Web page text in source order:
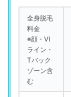
全身脱毛
料金
※顔・VI
ライン・
Tバック
ゾーン含
む